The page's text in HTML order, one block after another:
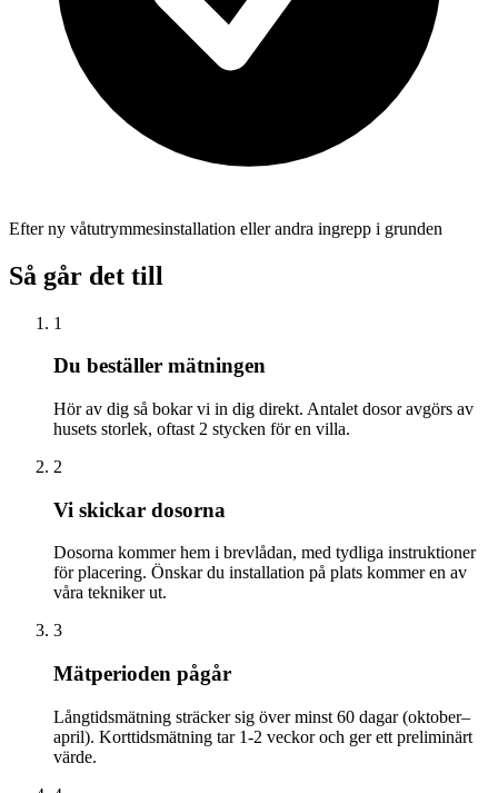
Efter ny våtutrymmesinstallation eller andra ingrepp i grunden
Så går det till
1
Du beställer mätningen
Hör av dig så bokar vi in dig direkt. Antalet dosor avgörs av
husets storlek, oftast 2 stycken för en villa.
2
Vi skickar dosorna
Dosorna kommer hem i brevlådan, med tydliga instruktioner
för placering. Önskar du installation på plats kommer en av
våra tekniker ut.
3
Mätperioden pågår
Långtidsmätning sträcker sig över minst 60 dagar (oktober–
april). Korttidsmätning tar 1-2 veckor och ger ett preliminärt
värde.